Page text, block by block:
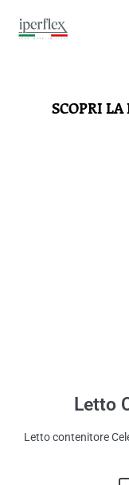
SCOPRI
Letto
Letto contenitore